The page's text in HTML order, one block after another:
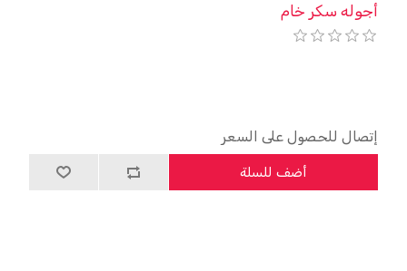
أجوله سكر خام
إتصال للحصول على السعر
أضف للسلة